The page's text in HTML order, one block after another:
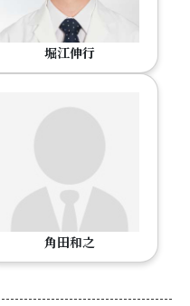
堀江伸行
角田和之